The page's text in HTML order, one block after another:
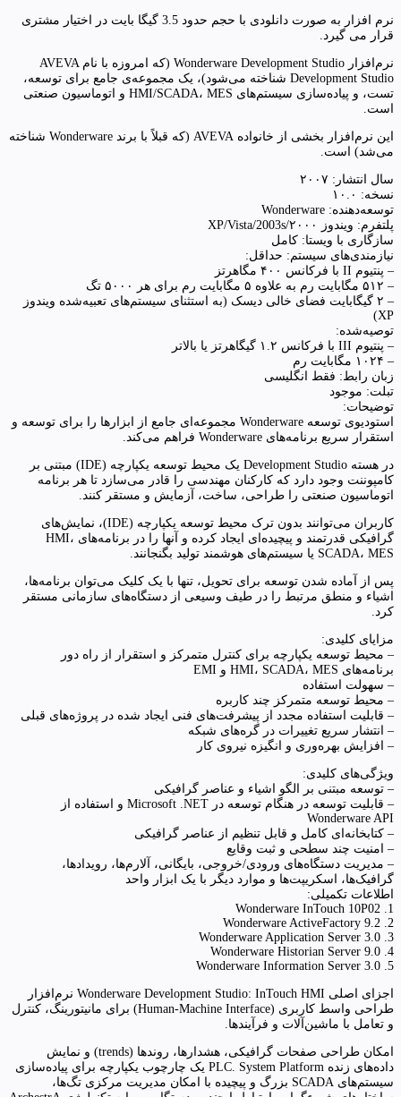
نرم افزار به صورت دانلودی با حجم حدود 3.5 گیگا بایت در اختیار مشتری
قرار می گیرد.
نرم‌افزار Wonderware Development Studio (که امروزه با نام AVEVA
Development Studio شناخته می‌شود)، یک مجموعه‌ی جامع برای توسعه،
تست، و پیاده‌سازی سیستم‌های HMI/SCADA، MES و اتوماسیون صنعتی
است.
این نرم‌افزار بخشی از خانواده AVEVA (که قبلاً با برند Wonderware شناخته
می‌شد) است.
سال انتشار: ۲۰۰۷
نسخه: ۱۰.۰
توسعه‌دهنده: Wonderware
پلتفرم: ویندوز ۲۰۰۰/XP/Vista/2003s
سازگاری با ویستا: کامل
نیازمندی‌های سیستم: حداقل:
– پنتیوم II با فرکانس ۴۰۰ مگاهرتز
– ۵۱۲ مگابایت رم به علاوه ۵ مگابایت رم برای هر ۵۰۰۰ تگ
– ۲ گیگابایت فضای خالی دیسک (به استثنای سیستم‌های تعبیه‌شده ویندوز
XP)
توصیه‌شده:
– پنتیوم III با فرکانس ۱.۲ گیگاهرتز یا بالاتر
– ۱۰۲۴ مگابایت رم
زبان رابط: فقط انگلیسی
تبلت: موجود
توضیحات:
استودیوی توسعه Wonderware مجموعه‌ای جامع از ابزارها را برای توسعه و
استقرار سریع برنامه‌های Wonderware فراهم می‌کند.
در هسته Development Studio یک محیط توسعه یکپارچه (IDE) مبتنی بر
کامپوننت وجود دارد که کارکنان مهندسی را قادر می‌سازد تا هر برنامه
اتوماسیون صنعتی را طراحی، ساخت، آزمایش و مستقر کنند.
کاربران می‌توانند بدون ترک محیط توسعه یکپارچه (IDE)، نمایش‌های
گرافیکی قدرتمند و پیچیده‌ای ایجاد کرده و آنها را در برنامه‌های HMI،
SCADA، MES یا سیستم‌های هوشمند تولید بگنجانند.
پس از آماده شدن توسعه برای تحویل، تنها با یک کلیک می‌توان برنامه‌ها،
اشیاء و منطق مرتبط را در طیف وسیعی از دستگاه‌های سازمانی مستقر
کرد.
مزایای کلیدی:
– محیط توسعه یکپارچه برای کنترل متمرکز و استقرار از راه دور
برنامه‌های HMI، SCADA، MES و EMI
– سهولت استفاده
– محیط توسعه متمرکز چند کاربره
– قابلیت استفاده مجدد از پیشرفت‌های فنی ایجاد شده در پروژه‌های قبلی
– انتشار سریع تغییرات در گره‌های شبکه
– افزایش بهره‌وری و انگیزه نیروی کار
ویژگی‌های کلیدی:
– توسعه مبتنی بر الگو اشیاء و عناصر گرافیکی
– قابلیت توسعه در هنگام توسعه در Microsoft .NET و استفاده از
Wonderware API
– کتابخانه‌ای کامل و قابل تنظیم از عناصر گرافیکی
– امنیت چند سطحی و ثبت وقایع
– مدیریت دستگاه‌های ورودی/خروجی، بایگانی، آلارم‌ها، رویدادها،
گرافیک‌ها، اسکریپت‌ها و موارد دیگر با یک ابزار واحد
اطلاعات تکمیلی:
1. Wonderware InTouch 10P02
2. Wonderware ActiveFactory 9.2
3. Wonderware Application Server 3.0
4. Wonderware Historian Server 9.0
5. Wonderware Information Server 3.0
اجزای اصلی Wonderware Development Studio: InTouch HMI نرم‌افزار
طراحی واسط کاربری (Human-Machine Interface) برای مانیتورینگ، کنترل
و تعامل با ماشین‌آلات و فرآیندها.
امکان طراحی صفحات گرافیکی، هشدارها، روندها (trends) و نمایش
داده‌های زنده PLC. System Platform یک چارچوب یکپارچه برای پیاده‌سازی
سیستم‌های SCADA بزرگ و پیچیده با امکان مدیریت مرکزی تگ‌ها،